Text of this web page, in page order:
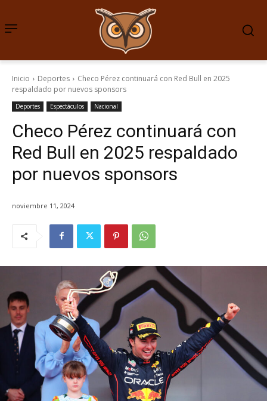
Inicio Deportes
Checo Pérez continuará con Red Bull en 2025
respaldado por nuevos sponsors
Deportes Espectáculos Nacional
Checo Pérez continuará con
Red Bull en 2025 respaldado
por nuevos sponsors
noviembre 11, 2024